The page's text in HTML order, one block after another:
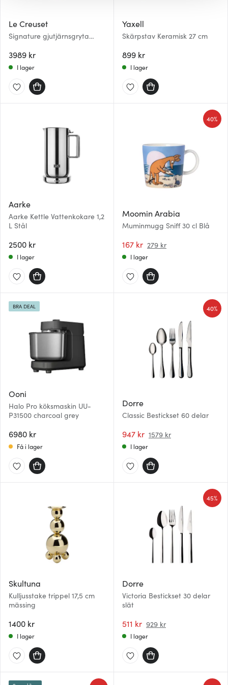
som du vill dela med dig av.
Le Creuset
Signature gjutjärnsgryta
3989 kr
I lager
Yaxell
Skärpstav Keramisk 27 cm
899 kr
I lager
Aarke
Aarke Kettle Vattenkokare 1,2
L Stål
2500 kr
I lager
Moomin Arabia
Muminmugg Sniff 30 cl Blå
167 kr 279 kr
40%
I lager
Ooni
Halo Pro köksmaskin UU-
P31500 charcoal grey
6980 kr
BRA DEAL
Få i lager
Dorre
Classic Bestickset 60 delar
947 kr 1579 kr
40%
I lager
Skultuna
Kulljusstake trippel 17,5 cm
mässing
1400 kr
I lager
Dorre
Victoria Bestickset 30 delar
slät
511 kr 929 kr
45%
I lager